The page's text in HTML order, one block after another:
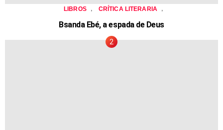
LIBROS , CRÍTICA LITERARIA ,
Bsanda Ebé, a espada de Deus